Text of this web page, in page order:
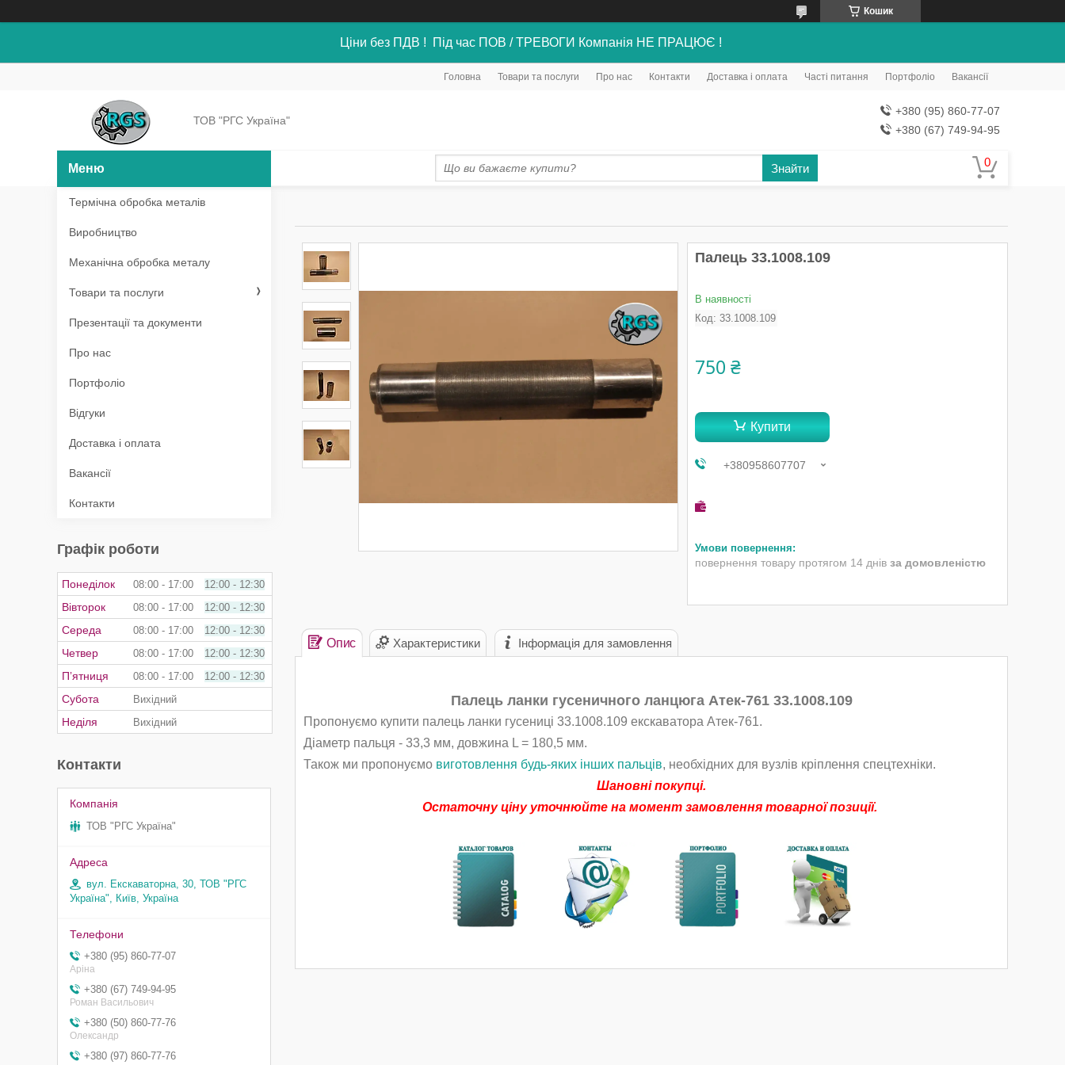
Кошик
Ціни без ПДВ ! Під час ПОВ / ТРЕВОГИ Компанія НЕ ПРАЦЮЄ !
Головна Товари та послуги Про нас Контакти Доставка і оплата Часті питання Портфоліо Вакансії
ТОВ "РГС Україна"
+380 (95) 860-77-07
+380 (67) 749-94-95
Знайти
Палець 33.1008.109
В наявності
Код: 33.1008.109
750 ₴
Купити
+380958607707
повернення товару протягом 14 днів за домовленістю
Опис Характеристики Інформація для замовлення
Палець ланки гусеничного ланцюга Атек-761 33.1008.109
Пропонуємо купити палець ланки гусениці 33.1008.109 екскаватора Атек-761.
Діаметр пальця - 33,3 мм, довжина L = 180,5 мм.
Також ми пропонуємо виготовлення будь-яких інших пальців, необхідних для вузлів кріплення спецтехніки.
Шановні покупці.
Остаточну ціну уточнюйте на момент замовлення товарної позиції.
Термічна обробка металів
Виробництво
Механічна обробка металу
Товари та послуги
Презентації та документи
Про нас
Портфоліо
Відгуки
Доставка і оплата
Вакансії
Контакти
Графік роботи
Понеділок 08:00 17:00 12:00 12:30
Вівторок 08:00 17:00 12:00 12:30
Середа 08:00 17:00 12:00 12:30
Четвер 08:00 17:00 12:00 12:30
Пʼятниця 08:00 17:00 12:00 12:30
Субота Вихідний
Неділя Вихідний
Контакти
ТОВ "РГС Україна"
вул. Екскаваторна, 30, ТОВ "РГС
Україна", Київ, Україна
+380 (95) 860-77-07
Аріна
+380 (67) 749-94-95
Роман Васильович
+380 (50) 860-77-76
Олександр
+380 (97) 860-77-76